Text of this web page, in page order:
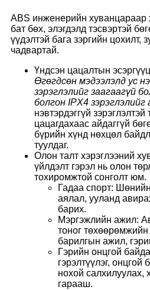
ABS инженерийн хуванцараар
бат бөх, элэгдэлд тэсвэртэй
үүдэлтэй бага зэргийн цохилт,
чадвартай.
Үндсэн цацалтын
Өгөгдсөн мэдээлэлд ус
зэрэглэлийг заагаагүй
болгон IPX4 зэрэглэлийг
нэвтэрдэггүй
цацагдахаас айдаггүй
бүрийн хүнд нөхцөл
туулдаг.
Олон талт хэрэглээний
үйлдэлт гэрэл нь олон
тохиромжтой сонголт юм.
Гадаа спорт:
аялал, ууланд
барих.
Мэргэжлийн ажил:
тоног төхөөрөмжийн
барилгын ажил,
Гэрийн онцгой
гэрэлтүүлэг,
нохой салхилуулах,
гарааш.